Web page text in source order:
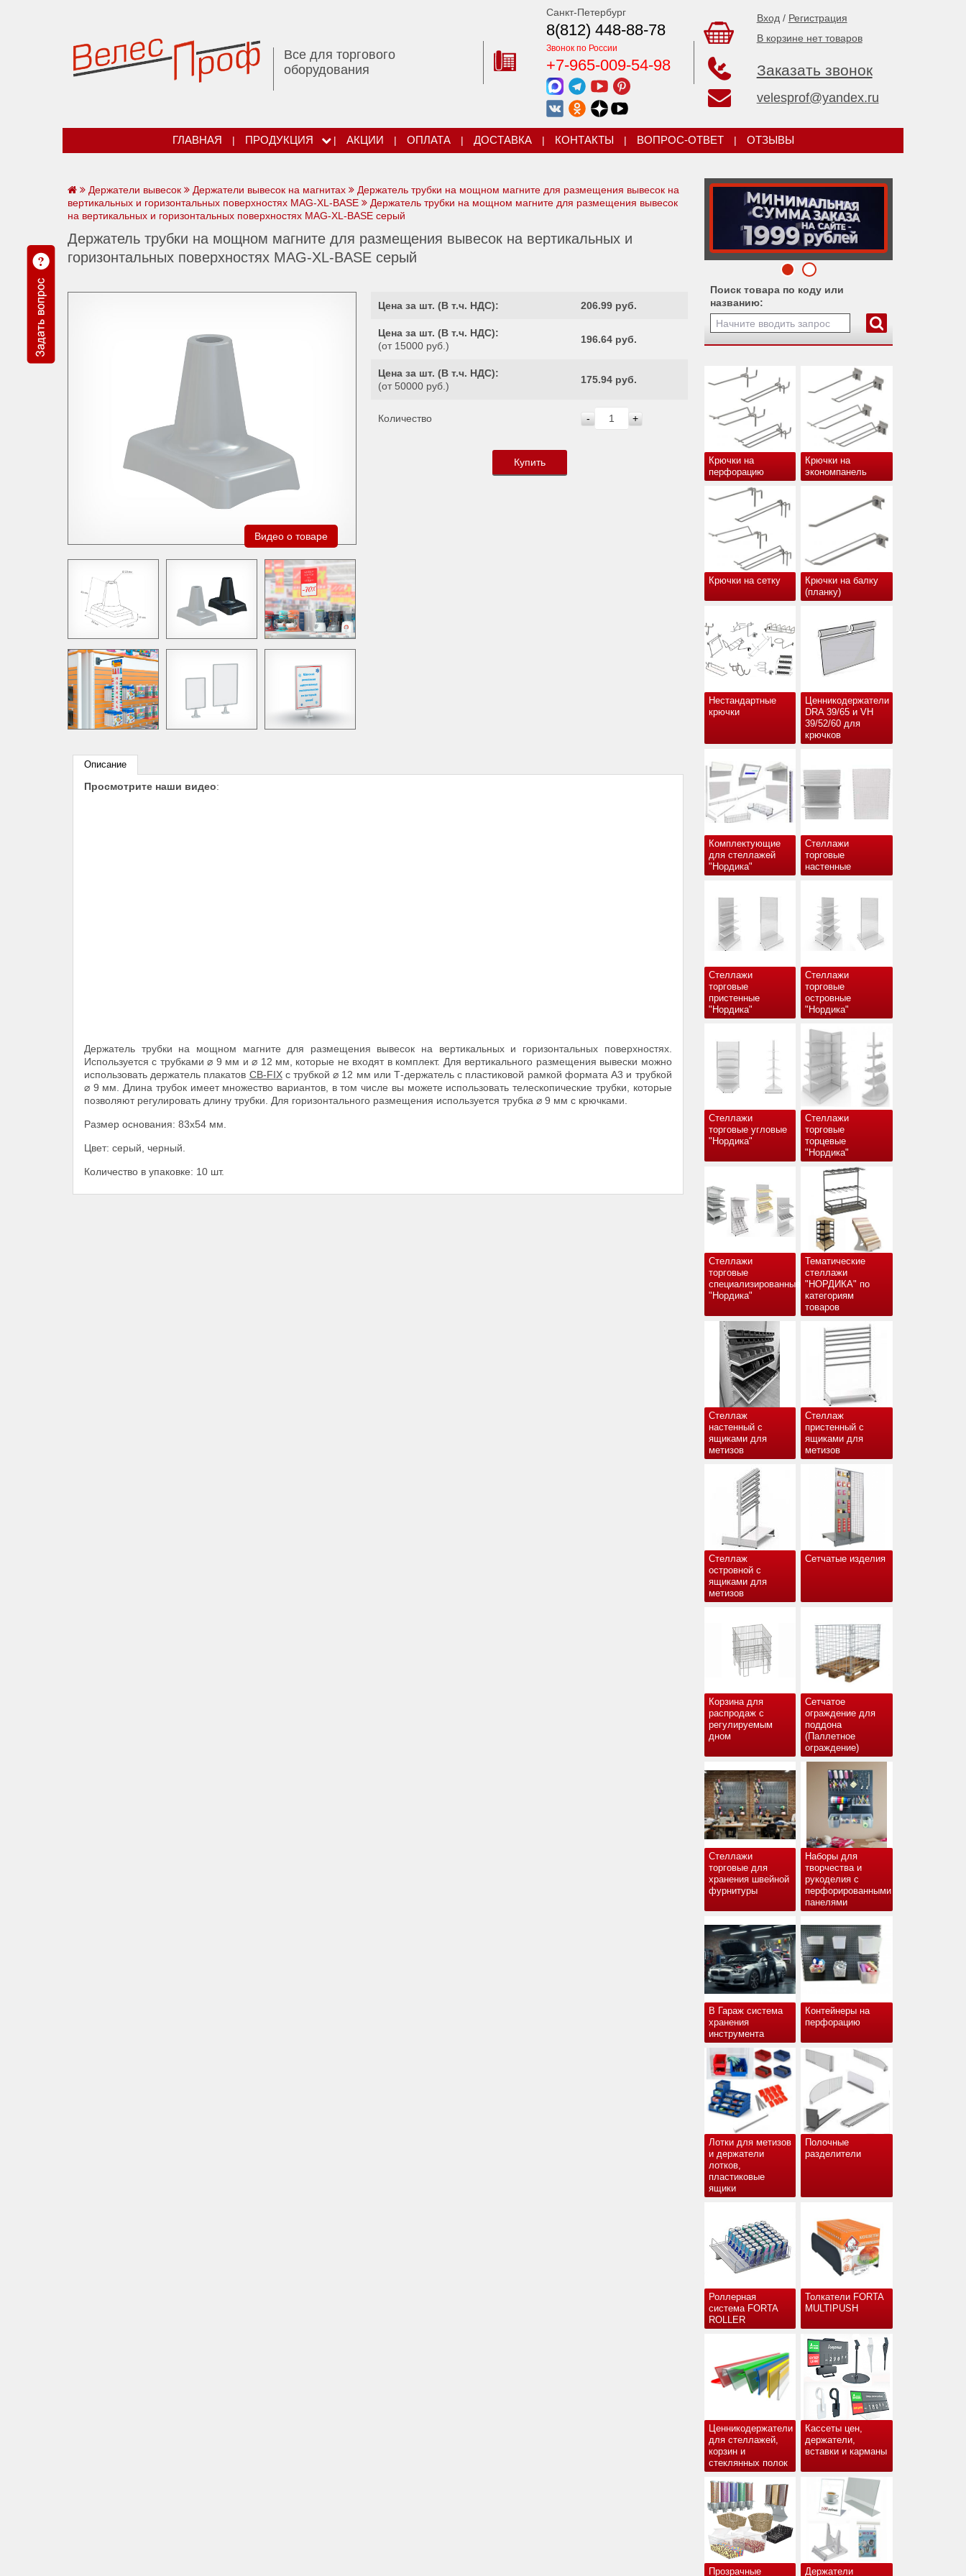
Все для торгового
оборудования
Санкт-Петербург
8(812) 448-88-78
Звонок по России
+7-965-009-54-98
Вход / Регистрация
В корзине нет товаров
Заказать звонок
velesprof@yandex.ru
ГЛАВНАЯ | ПРОДУКЦИЯ | АКЦИИ | ОПЛАТА | ДОСТАВКА | КОНТАКТЫ | ВОПРОС-ОТВЕТ | ОТЗЫВЫ
Поиск товара по коду или
названию:
Крючки на
перфорацию
Крючки на
экономпанель
Крючки на сетку
Крючки на балку
(планку)
Нестандартные
крючки
Ценникодержатели
DRA 39/65 и VH
39/52/60 для
крючков
Комплектующие
для стеллажей
"Нордика"
Стеллажи
торговые
настенные
Стеллажи
торговые
пристенные
"Нордика"
Стеллажи
торговые
островные
"Нордика"
Стеллажи
торговые угловые
"Нордика"
Стеллажи
торговые
торцевые
"Нордика"
Стеллажи
торговые
специализированные
"Нордика"
Тематические
стеллажи
"НОРДИКА" по
категориям
товаров
Стеллаж
настенный с
ящиками для
метизов
Стеллаж
пристенный с
ящиками для
метизов
Стеллаж
островной с
ящиками для
метизов
Сетчатые изделия
Корзина для
распродаж с
регулируемым
дном
Сетчатое
ограждение для
поддона
(Паллетное
ограждение)
Стеллажи
торговые для
хранения швейной
фурнитуры
Наборы для
творчества и
рукоделия с
перфорированными
панелями
В Гараж система
хранения
инструмента
Контейнеры на
перфорацию
Лотки для метизов
и держатели
лотков,
пластиковые
ящики
Полочные
разделители
Роллерная
система FORTA
ROLLER
Толкатели FORTA
MULTIPUSH
Ценникодержатели
для стеллажей,
корзин и
стеклянных полок
Кассеты цен,
держатели,
вставки и карманы
Прозрачные Держатели
Держатели вывесок Держатели вывесок на магнитах
Держатель трубки на мощном магните для размещения вывесок на
вертикальных и горизонтальных поверхностях MAG-XL-BASE
Держатель трубки на мощном магните для размещения вывесок
на вертикальных и горизонтальных поверхностях MAG-XL-BASE серый
Держатель трубки на мощном магните для размещения вывесок на вертикальных и
горизонтальных поверхностях MAG-XL-BASE серый
Видео о товаре
Цена за шт. (В т.ч. НДС): 206.99 руб.
Цена за шт. (В т.ч. НДС):
(от 15000 руб.)
196.64 руб.
Цена за шт. (В т.ч. НДС):
(от 50000 руб.)
175.94 руб.
Количество - +
Купить
Описание
Просмотрите наши видео:
Держатель трубки на мощном магните для размещения вывесок на вертикальных и горизонтальных поверхностях.
Используется с трубками ⌀ 9 мм и ⌀ 12 мм, которые не входят в комплект. Для вертикального размещения вывески можно
использовать держатель плакатов CB-FIXс трубкой ⌀ 12 мм или Т-держатель с пластиковой рамкой формата А3 и трубкой
⌀ 9 мм. Длина трубок имеет множество вариантов, в том числе вы можете использовать телескопические трубки, которые
позволяют регулировать длину трубки. Для горизонтального размещения используется трубка ⌀ 9 мм с крючками.
Размер основания: 83x54 мм.
Цвет: серый, черный.
Количество в упаковке: 10 шт.